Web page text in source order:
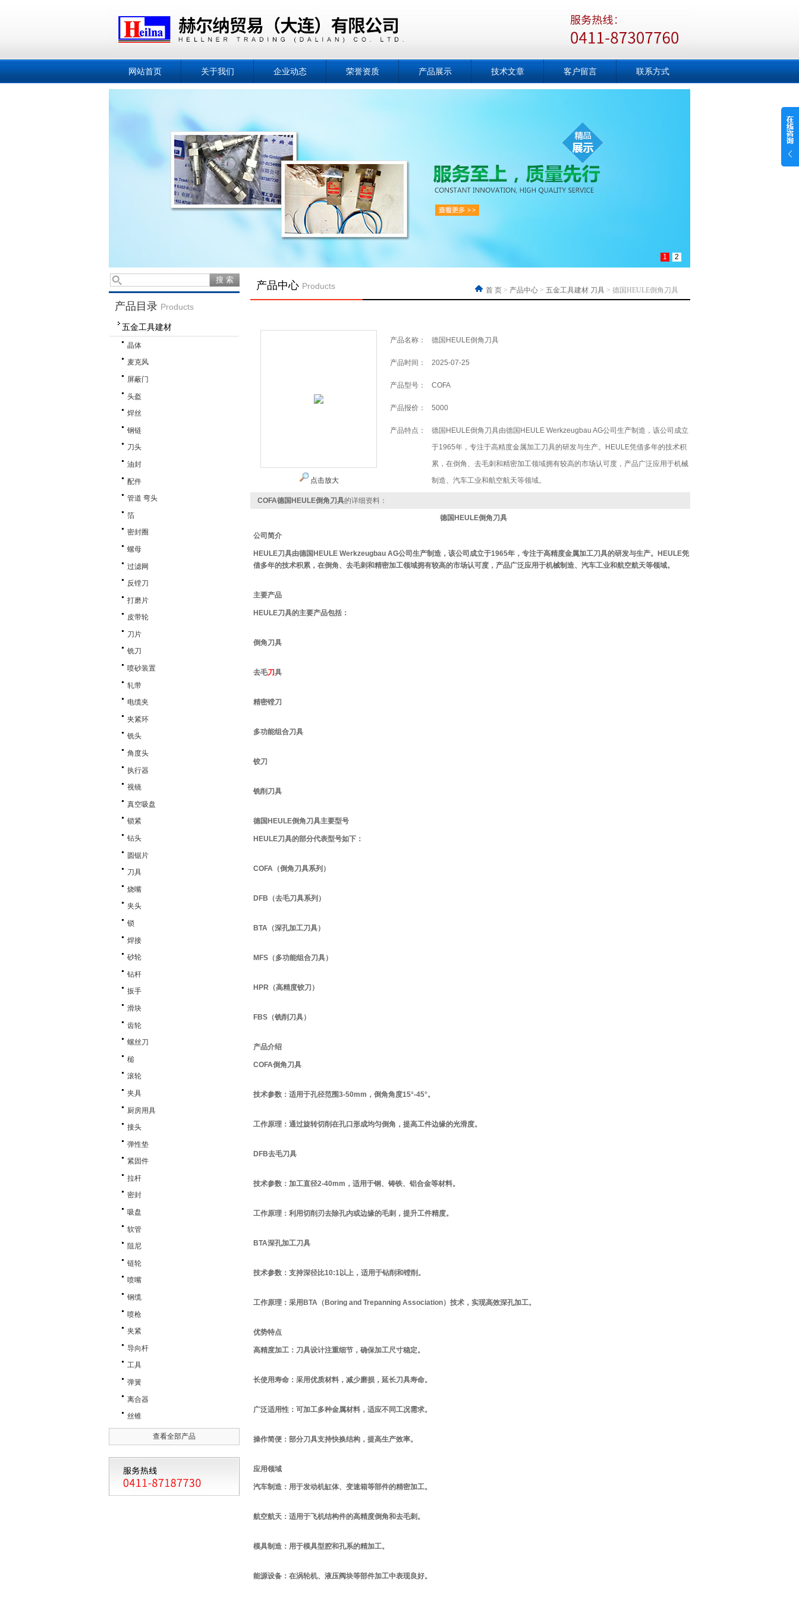
网站首页 关于我们 企业动态 荣誉资质 产品展示 技术文章 客户留言 联系方式
1 2
产品目录 Products
五金工具建材
晶体
麦克风
屏蔽门
头盔
焊丝
钢链
刀头
油封
配件
管道 弯头
箔
密封圈
螺母
过滤网
反镗刀
打磨片
皮带轮
刀片
铣刀
喷砂装置
轧带
电缆夹
夹紧环
铣头
角度头
执行器
视镜
真空吸盘
锁紧
钻头
圆锯片
刀具
烧嘴
夹头
锁
焊接
砂轮
钻杆
扳手
滑块
齿轮
螺丝刀
槌
滚轮
夹具
厨房用具
接头
弹性垫
紧固件
拉杆
密封
吸盘
软管
阻尼
链轮
喷嘴
钢缆
喷枪
夹紧
导向杆
工具
弹簧
离合器
丝锥
查看全部产品
产品中心 Products 首 页 > 产品中心 > 五金工具建材 刀具 > 德国HEULE倒角刀具
点击放大
产品名称： 德国HEULE倒角刀具
产品时间： 2025-07-25
产品型号： COFA
产品报价： 5000
产品特点：
德国HEULE倒角刀具由德国HEULE Werkzeugbau AG公司生产制造，该公司成立
于1965年，专注于高精度金属加工刀具的研发与生产。HEULE凭借多年的技术积
累，在倒角、去毛刺和精密加工领域拥有较高的市场认可度，产品广泛应用于机械
制造、汽车工业和航空航天等领域。
COFA德国HEULE倒角刀具的详细资料：
德国HEULE倒角刀具
公司简介
HEULE刀具由德国HEULE Werkzeugbau AG公司生产制造，该公司成立于1965年，专注于高精度金属加工刀具的研发与生产。HEULE凭
借多年的技术积累，在倒角、去毛刺和精密加工领域拥有较高的市场认可度，产品广泛应用于机械制造、汽车工业和航空航天等领域。
主要产品
HEULE刀具的主要产品包括：
倒角刀具
去毛刀具
精密镗刀
多功能组合刀具
铰刀
铣削刀具
德国HEULE倒角刀具主要型号
HEULE刀具的部分代表型号如下：
COFA（倒角刀具系列）
DFB（去毛刀具系列）
BTA（深孔加工刀具）
MFS（多功能组合刀具）
HPR（高精度铰刀）
FBS（铣削刀具）
产品介绍
COFA倒角刀具
技术参数：适用于孔径范围3-50mm，倒角角度15°-45°。
工作原理：通过旋转切削在孔口形成均匀倒角，提高工件边缘的光滑度。
DFB去毛刀具
技术参数：加工直径2-40mm，适用于钢、铸铁、铝合金等材料。
工作原理：利用切削刃去除孔内或边缘的毛刺，提升工件精度。
BTA深孔加工刀具
技术参数：支持深径比10:1以上，适用于钻削和镗削。
工作原理：采用BTA（Boring and Trepanning Association）技术，实现高效深孔加工。
优势特点
高精度加工：刀具设计注重细节，确保加工尺寸稳定。
长使用寿命：采用优质材料，减少磨损，延长刀具寿命。
广泛适用性：可加工多种金属材料，适应不同工况需求。
操作简便：部分刀具支持快换结构，提高生产效率。
应用领域
汽车制造：用于发动机缸体、变速箱等部件的精密加工。
航空航天：适用于飞机结构件的高精度倒角和去毛刺。
模具制造：用于模具型腔和孔系的精加工。
能源设备：在涡轮机、液压阀块等部件加工中表现良好。